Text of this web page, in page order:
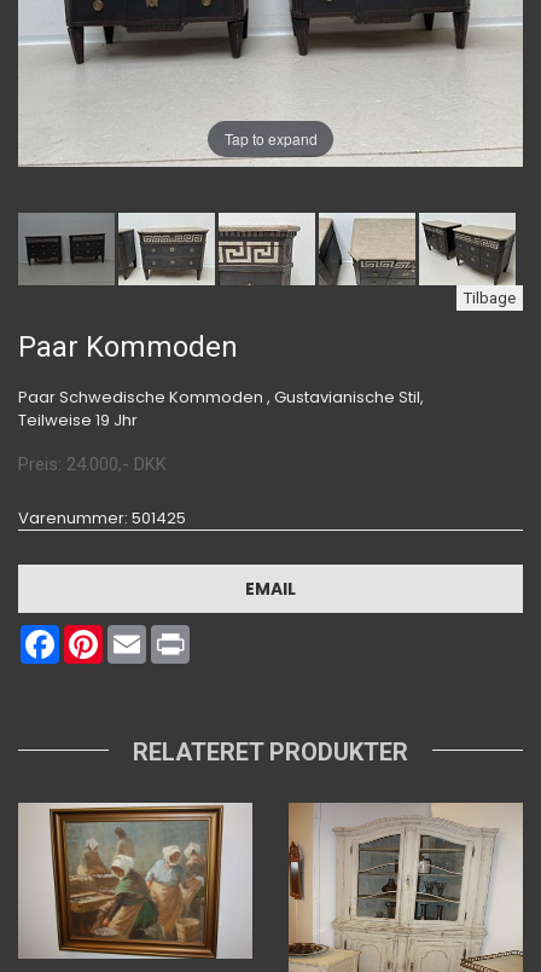
Tap to expand
Tilbage
Paar Kommoden
Paar Schwedische Kommoden , Gustavianische Stil,
Teilweise 19 Jhr
Preis: 24.000,- DKK
Varenummer: 501425
EMAIL
FacebookPinterest
Email
RELATERET PRODUKTER